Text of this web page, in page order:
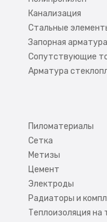
Канализация
Стальные
Запорная арматура
Сопутствующие
Арматура
Пиломатериалы
Сетка
Метизы
Цемент
Электроды
Радиаторы и
Теплоизоляция на